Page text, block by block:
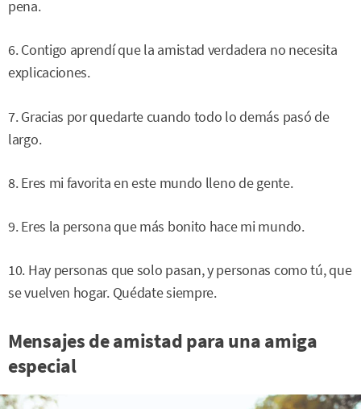
pena.
6. Contigo aprendí que la amistad verdadera no necesita
explicaciones.
7. Gracias por quedarte cuando todo lo demás pasó de
largo.
8. Eres mi favorita en este mundo lleno de gente.
9. Eres la persona que más bonito hace mi mundo.
10. Hay personas que solo pasan, y personas como tú, que
se vuelven hogar. Quédate siempre.
Mensajes de amistad para una amiga
especial